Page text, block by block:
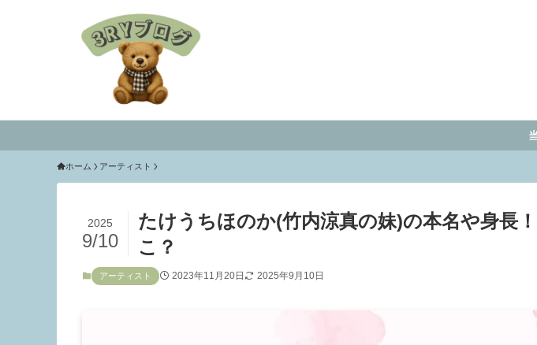
当サイトは、海外
ホーム アーティスト
たけうちほのか(竹内涼真の妹)の本名や身長
こ？
2025
9/10
アーティスト 2023年11月20日 2025年9月10日